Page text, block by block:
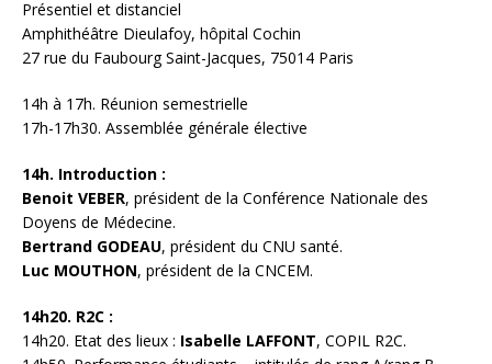
Présentiel et distanciel
Amphithéâtre Dieulafoy, hôpital Cochin
27 rue du Faubourg Saint-Jacques, 75014 Paris
14h à 17h. Réunion semestrielle
17h-17h30. Assemblée générale élective
14h. Introduction :
Benoit VEBER, président de la Conférence Nationale des
Doyens de Médecine.
Bertrand GODEAU, président du CNU santé.
Luc MOUTHON, président de la CNCEM.
14h20. R2C :
14h20. Etat des lieux : Isabelle LAFFONT, COPIL R2C.